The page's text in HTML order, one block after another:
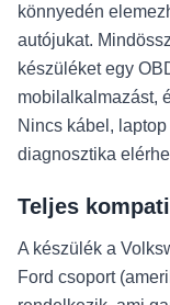
könnyedén
autójukat.
készüléket egy
mobilalkalmazást,
Nincs kábel,
diagnosztika
Teljes
A készülék a
Ford csoport